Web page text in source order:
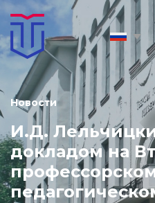
Новости
И.Д.
докладом на